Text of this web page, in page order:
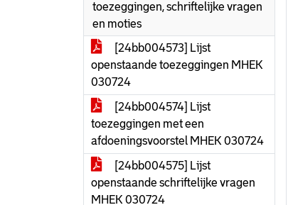
toezeggingen, schriftelijke vragen
en moties
[24bb004573] Lijst
openstaande toezeggingen MHEK
030724
[24bb004574] Lijst
toezeggingen met een
afdoeningsvoorstel MHEK 030724
[24bb004575] Lijst
openstaande schriftelijke vragen
MHEK 030724